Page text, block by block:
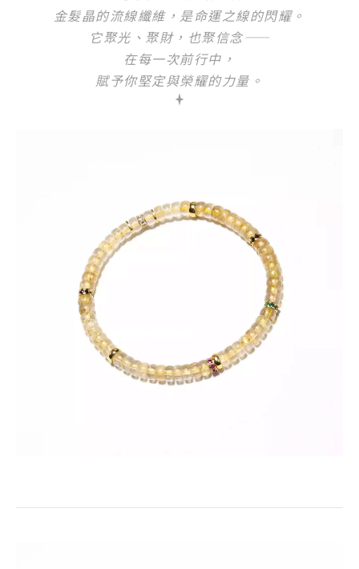
金髮晶的流線纖維，是命運之線的閃耀。
它聚光、聚財，也聚信念——
在每一次前行中，
賦予你堅定與榮耀的力量。